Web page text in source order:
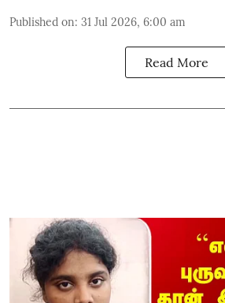
Published on: 31 Jul 2026, 6:00 am
Read More